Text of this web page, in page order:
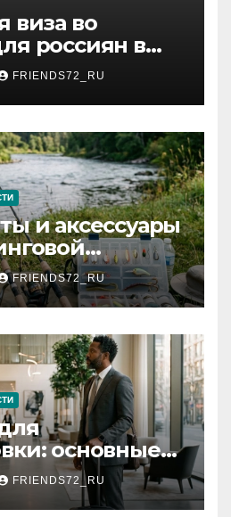
виза во
россиян в
от 3 дней
FRIENDS72_RU
и аксессуары
и
FRIENDS72_RU
основные
FRIENDS72_RU